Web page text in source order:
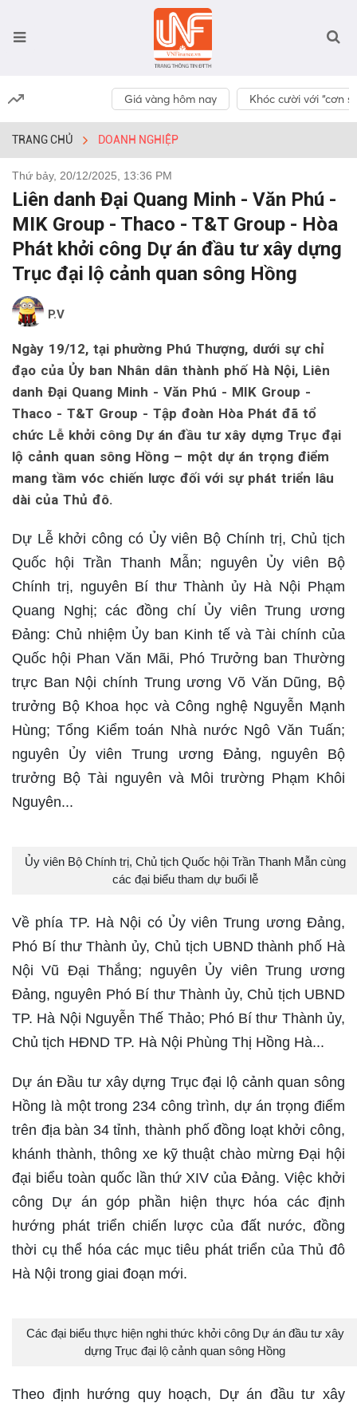
Giá vàng hôm nay Khóc cười với “cơn
TRANG CHỦ DOANH NGHIỆP
Thứ bảy, 20/12/2025, 13:36 PM
Liên danh Đại Quang Minh - Văn Phú -
MIK Group - Thaco - T&T Group - Hòa
Phát khởi công Dự án đầu tư xây dựng
Trục đại lộ cảnh quan sông Hồng
P.V
Ngày 19/12, tại phường Phú Thượng, dưới sự chỉ
đạo của Ủy ban Nhân dân thành phố Hà Nội, Liên
danh Đại Quang Minh - Văn Phú - MIK Group -
Thaco - T&T Group - Tập đoàn Hòa Phát đã tổ
chức Lễ khởi công Dự án đầu tư xây dựng Trục đại
lộ cảnh quan sông Hồng – một dự án trọng điểm
mang tầm vóc chiến lược đối với sự phát triển lâu
dài của Thủ đô.
Dự Lễ khởi công có Ủy viên Bộ Chính trị, Chủ tịch
Quốc hội Trần Thanh Mẫn; nguyên Ủy viên Bộ
Chính trị, nguyên Bí thư Thành ủy Hà Nội Phạm
Quang Nghị; các đồng chí Ủy viên Trung ương
Đảng: Chủ nhiệm Ủy ban Kinh tế và Tài chính của
Quốc hội Phan Văn Mãi, Phó Trưởng ban Thường
trực Ban Nội chính Trung ương Võ Văn Dũng, Bộ
trưởng Bộ Khoa học và Công nghệ Nguyễn Mạnh
Hùng; Tổng Kiểm toán Nhà nước Ngô Văn Tuấn;
nguyên Ủy viên Trung ương Đảng, nguyên Bộ
trưởng Bộ Tài nguyên và Môi trường Phạm Khôi
Nguyên...
Ủy viên Bộ Chính trị, Chủ tịch Quốc hội Trần Thanh Mẫn cùng
các đại biểu tham dự buổi lễ
Về phía TP. Hà Nội có Ủy viên Trung ương Đảng,
Phó Bí thư Thành ủy, Chủ tịch UBND thành phố Hà
Nội Vũ Đại Thắng; nguyên Ủy viên Trung ương
Đảng, nguyên Phó Bí thư Thành ủy, Chủ tịch UBND
TP. Hà Nội Nguyễn Thế Thảo; Phó Bí thư Thành ủy,
Chủ tịch HĐND TP. Hà Nội Phùng Thị Hồng Hà...
Dự án Đầu tư xây dựng Trục đại lộ cảnh quan sông
Hồng là một trong 234 công trình, dự án trọng điểm
trên địa bàn 34 tỉnh, thành phố đồng loạt khởi công,
khánh thành, thông xe kỹ thuật chào mừng Đại hội
đại biểu toàn quốc lần thứ XIV của Đảng. Việc khởi
công Dự án góp phần hiện thực hóa các định
hướng phát triển chiến lược của đất nước, đồng
thời cụ thể hóa các mục tiêu phát triển của Thủ đô
Hà Nội trong giai đoạn mới.
Các đại biểu thực hiện nghi thức khởi công Dự án đầu tư xây
dựng Trục đại lộ cảnh quan sông Hồng
Theo định hướng quy hoạch, Dự án đầu tư xây